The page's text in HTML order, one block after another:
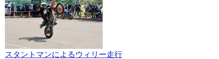
スタントマンによるウィリー走行